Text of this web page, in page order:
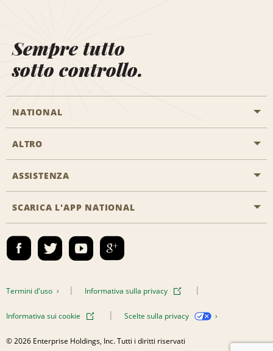
Sempre tutto
sotto controllo.
NATIONAL
Inizia una prenotazione
Programmi business
Emerald Club Accedi
ALTRO
Offerte di lavoro
ASSISTENZA
Accessibilità
SCARICA L'APP NATIONAL
Termini d'uso Informativa sulla privacy
Informativa sui cookie Scelte sulla privacy
© 2026 Enterprise Holdings, Inc. Tutti i diritti riservati